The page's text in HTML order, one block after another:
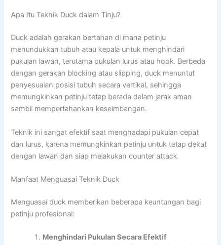
Apa Itu Teknik Duck dalam Tinju?
Duck adalah gerakan bertahan di mana petinju
menundukkan tubuh atau kepala untuk menghindari
pukulan lawan, terutama pukulan lurus atau hook. Berbeda
dengan gerakan blocking atau slipping, duck menuntut
penyesuaian posisi tubuh secara vertikal, sehingga
memungkinkan petinju tetap berada dalam jarak aman
sambil mempertahankan keseimbangan.
Teknik ini sangat efektif saat menghadapi pukulan cepat
dan lurus, karena memungkinkan petinju untuk tetap dekat
dengan lawan dan siap melakukan counter attack.
Manfaat Menguasai Teknik Duck
Menguasai duck memberikan beberapa keuntungan bagi
petinju profesional:
Menghindari Pukulan Secara Efektif